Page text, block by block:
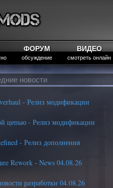
ФОРУМ
обсуждение
ВИДЕО
смотреть онлайн
новости
- Релиз модификации
цепью - Релиз модификации
- Релиз дополнения
Rework - News 04.08.26
разработки 04.08.26